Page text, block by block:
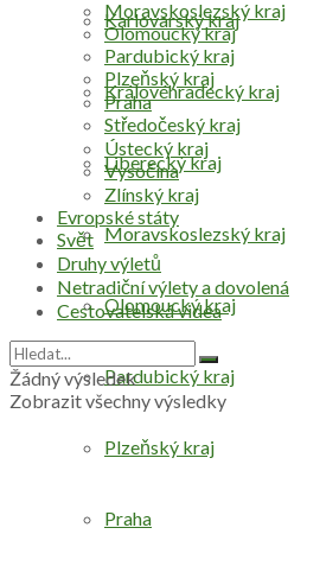
Karlovarský kraj
Královéhradecký kraj
Liberecký kraj
Moravskoslezský kraj
Olomoucký kraj
Pardubický kraj
Plzeňský kraj
Praha
Moravskoslezský kraj
Olomoucký kraj
Pardubický kraj
Plzeňský kraj
Praha
Středočeský kraj
Ústecký kraj
Vysočina
Zlínský kraj
Evropské státy
Svět
Druhy výletů
Netradiční výlety a dovolená
Cestovatelská videa
Žádný výsledek
Zobrazit všechny výsledky